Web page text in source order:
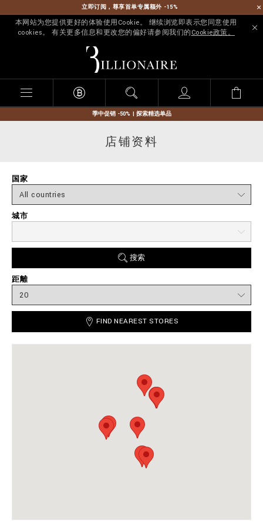
立即订阅，尊享首单专属额外 -15%
本网站为您提供更好的体验使用Cookie。 继续浏览即表示您同意使用
cookies。 有关更多信息和更改您的偏好请参阅我们的 Cookie政策。
l
l
o
季中促销 -50% | 探索精选单品
店铺资料
国家
城市
搜索
距離
FIND NEAREST STORES